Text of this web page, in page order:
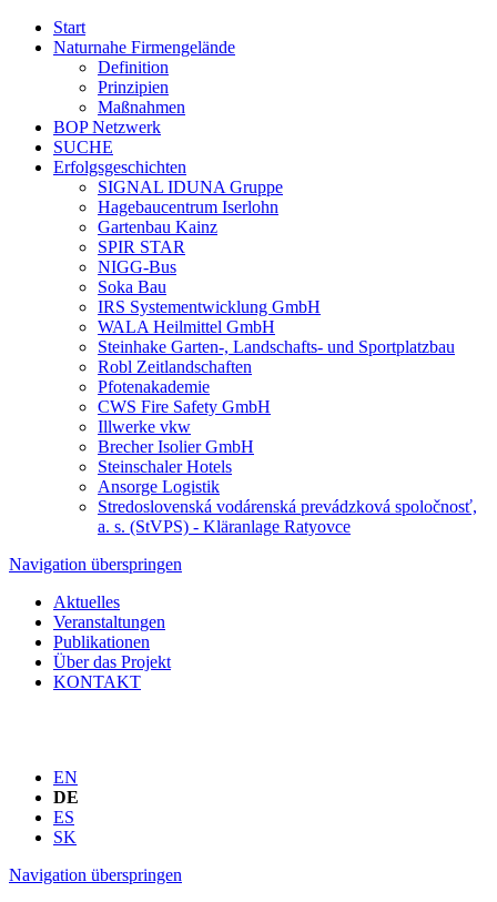
Start
Naturnahe Firmengelände
Definition
Prinzipien
Maßnahmen
BOP Netzwerk
SUCHE
Erfolgsgeschichten
SIGNAL IDUNA Gruppe
Hagebaucentrum Iserlohn
Gartenbau Kainz
SPIR STAR
NIGG-Bus
Soka Bau
IRS Systementwicklung GmbH
WALA Heilmittel GmbH
Steinhake Garten-, Landschafts- und Sportplatzbau
Robl Zeitlandschaften
Pfotenakademie
CWS Fire Safety GmbH
Illwerke vkw
Brecher Isolier GmbH
Steinschaler Hotels
Ansorge Logistik
Stredoslovenská vodárenská prevádzková spoločnosť,
a. s. (StVPS) - Kläranlage Ratyovce
Navigation überspringen
Aktuelles
Veranstaltungen
Publikationen
Über das Projekt
KONTAKT
EN
DE
ES
SK
Navigation überspringen